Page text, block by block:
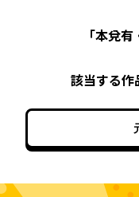
「本兌有
該当する作